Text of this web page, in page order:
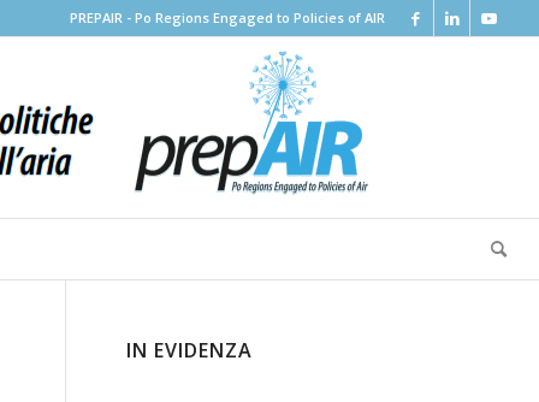
PREPAIR - Po Regions Engaged to Policies of AIR
IN EVIDENZA